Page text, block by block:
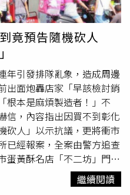
竟預告隨機砍人
」
年引發排隊亂象，造成周邊
出面炮轟店家「早該檢討銷
根本是麻煩製造者！」不
信，內容指出因買不到彰化
砍人」以示抗議，更將衝市
已經報案，全案由警方追查
蛋黃酥名店「不二坊」門口
排隊人龍，還有人直接拿
交通秩序，也引發周邊居民
繼續閱讀